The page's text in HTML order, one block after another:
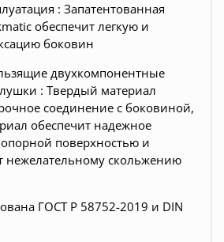
: Запатентованная
обеспечит легкую и
боковин
двухкомпонентные
: Твердый материал
соединение с боковиной,
обеспечит надежное
поверхностью и
нежелательному скольжению
ГОСТ Р 58752-2019 и DIN